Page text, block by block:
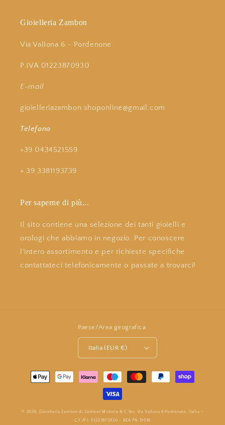
Gioielleria Zambon
Via Vallona 6 - Pordenone
P.IVA 01223870930
E-mail
gioielleriazambon.shoponline@gmail.com
Telefono
+39 0434521559
+ 39 3381193739
Per saperne di più...
Il sito contiene una selezione dei tanti gioielli e
orologi che abbiamo in negozio. Per conoscere
l'intero assortimento e per richieste specifiche
contattateci telefonicamente o passate a trovarci!
Paese/Area geografica
Italia (EUR €)
Metodi
© 2026, Gioielleria Zambon di Zambon Michela & C Snc Via Vallona 6 Pordenone, Italia -
C.F./P.I: 01223870930 - REA PN 51081